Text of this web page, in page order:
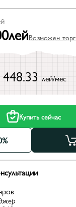
лейВозможен торг
лей/мес
Купить сейчас